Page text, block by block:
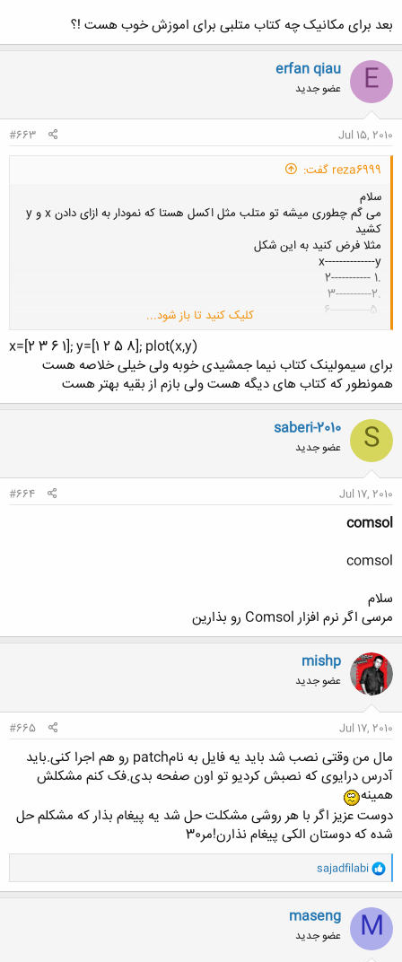
بعد برای مکانیک چه کتاب متلبی برای اموزش خوب هست !؟
E
erfan qiau
عضو جدید
Jul 15, 2010
#663
reza6999 گفت:
سلام
می گم چطوری میشه تو متلب مثل اکسل هستا که نمودار به ازای دادن x و y
کشید
مثلا فرض کنید به این شکل
x--------------y
.1 -----------2
.2----------3
بعد برای مکانیک چه کتاب متلبی برای اموزش خوب هست !؟
کلیک کنید تا باز شود...
x=[2 3 6 1]; y=[1 2 5 8]; plot(x,y)​
برای سیمولینک کتاب نیما جمشیدی خوبه ولی خیلی خلاصه هست
همونطور که کتاب های دیگه هست ولی بازم از بقیه بهتر هست​
S
saberi-2010
عضو جدید
Jul 17, 2010
#664
comsol
comsol
سلام
مرسی اگر نرم افزار Comsol رو بذارین
mishp
عضو جدید
Jul 17, 2010
#665
مال من وقتی نصب شد باید یه فایل به نامpatch رو هم اجرا کنی.باید
آدرس درایوی که نصبش کردیو تو اون صفحه بدی.فک کنم مشکلش
همینه
دوست عزیز اگر با هر روشی مشکلت حل شد یه پیغام بذار که مشکلم حل
شده که دوستان الکی پیغام نذارن!مر30
و
ا
ک
ن
ش
ه
ا
sajadfilabi
M
maseng
عضو جدید